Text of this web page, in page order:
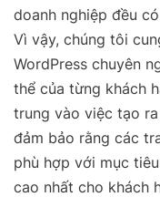
doanh nghiệp đều
Vì vậy, chúng tôi
WordPress chuyên
thể của từng khách
trung vào việc tạo
đảm bảo rằng các
phù hợp với mục
cao nhất cho khách